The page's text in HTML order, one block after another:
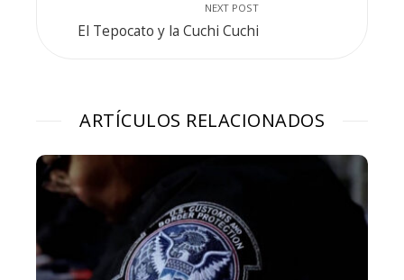
NEXT POST
El Tepocato y la Cuchi Cuchi
ARTÍCULOS RELACIONADOS